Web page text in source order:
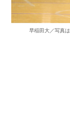
早稲田大／写真